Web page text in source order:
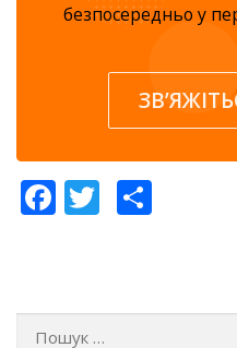
безпосередньо у
Facebook
Twitter
Пошук: